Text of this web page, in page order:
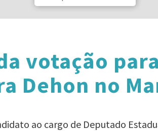
votação
Dehon no
ao cargo de Deputado